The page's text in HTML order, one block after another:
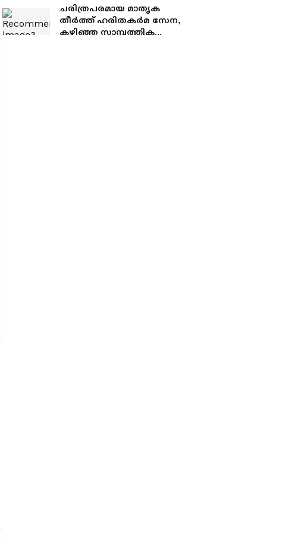
മന്ത്രി, 'സംസ്കാരത്തിന്റെ
ഭാ​ഗമെന്ന് വ്യക്തമാക്കി'
ചരിത്രപരമായ മാതൃക
തീര്‍ത്ത് ഹരിതകര്‍മ സേന,
കഴിഞ്ഞ സാമ്പത്തിക